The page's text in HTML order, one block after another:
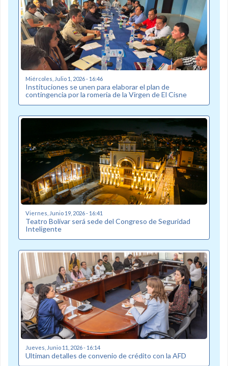
Miércoles, Julio 1, 2026 - 16:46
Instituciones se unen para elaborar el plan de
contingencia por la romería de la Virgen de El Cisne
Viernes, Junio 19, 2026 - 16:41
Teatro Bolívar será sede del Congreso de Seguridad
Inteligente
Jueves, Junio 11, 2026 - 16:14
Ultiman detalles de convenio de crédito con la AFD